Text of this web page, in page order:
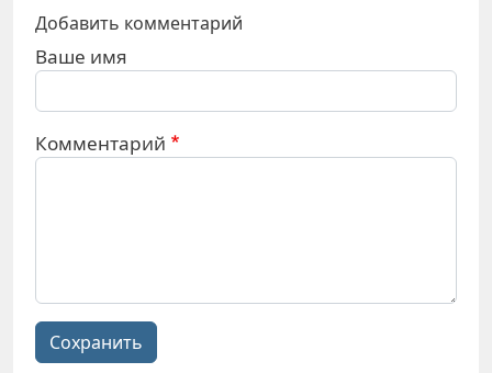
Добавить комментарий
Ваше имя
Комментарий
Сохранить